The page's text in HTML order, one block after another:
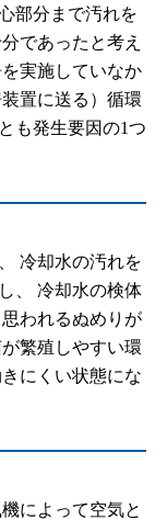
部分まで汚れを
であったと考え
実施していなか
置に送る）循環
も発生要因の1つ
冷却水の汚れを
、 冷却水の検体
われるぬめりが
繁殖しやすい環
にくい状態にな
によって空気と